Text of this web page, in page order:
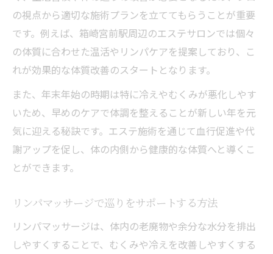
の視点から適切な施術プランを立ててもらうことが重要
です。例えば、箱崎宮前駅周辺のエステサロンでは個々
の体質に合わせた温活やリンパケアを提案しており、こ
れが効果的な体質改善のスタートとなります。
また、年末年始の時期は特に冷えやむくみが悪化しやす
いため、早めのケアで体調を整えることが新しい年を元
気に迎える秘訣です。エステ施術を通じて血行促進や代
謝アップを促し、体の内側から健康的な体質へと導くこ
とができます。
リンパマッサージで巡りをサポートする方法
リンパマッサージは、体内の老廃物や余分な水分を排出
しやすくすることで、むくみや冷えを改善しやすくする